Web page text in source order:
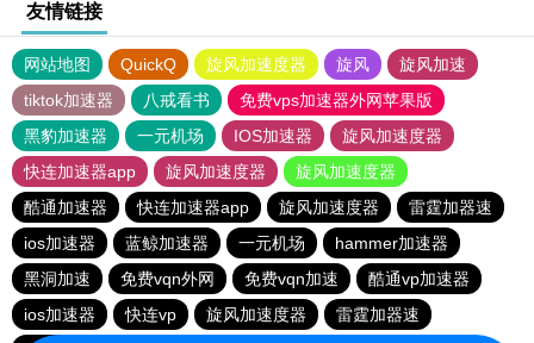
友情链接
网站地图 QuickQ 旋风加速度器 旋风
旋风加速
tiktok加速器
八戒看书
免费vps加速器外网苹果版
黑豹加速器
一元机场 IOS加速器
旋风加速度器
快连加速器app
旋风加速度器
旋风加速度器
酷通加速器
快连加速器app 旋风加速度器
雷霆加器速
ios加速器
蓝鲸加速器 一元机场
hammer加速器
黑洞加速
免费vqn外网 免费vqn加速
酷通vp加速器
ios加速器
快连vp 旋风加速度器
雷霆加器速